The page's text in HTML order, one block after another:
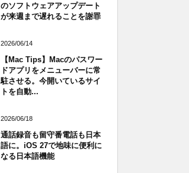
のソフトウェアアップデート
が来週まで遅れることを謝罪
2026/06/14
【Mac Tips】Macのパスワー
ドアプリをメニューバーに常
駐させる。今開いているサイ
トを自動...
2026/06/18
通話録音も留守番電話も日本
語に。iOS 27で地味に便利に
なる日本語機能